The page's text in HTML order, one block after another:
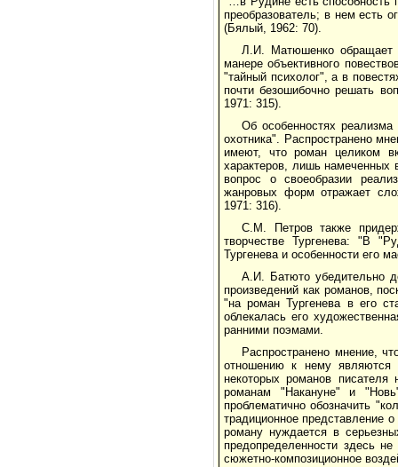
преобразователь; в нем есть
(Бялый, 1962: 70).
Л.И. Матюшенко обращает
манере объективного
"тайный психолог", а в
почти безошибочно решать
1971: 315).
Об особенностях
охотника". Распространено
имеют, что роман целиком
характеров, лишь намеченных
вопрос о своеобразии
жанровых форм отражает
1971: 316).
С.М. Петров также
творчестве Тургенева: "В
Тургенева и особенности его
А.И. Батюто убедительно
произведений как романов,
"на роман Тургенева в его
облекалась его
ранними поэмами.
Распространено мнение,
отношению к нему являются
некоторых романов
романам "Накануне" и
проблематично обозначить
традиционное представление
роману нуждается в
предопределенности здесь
сюжетно-композиционное